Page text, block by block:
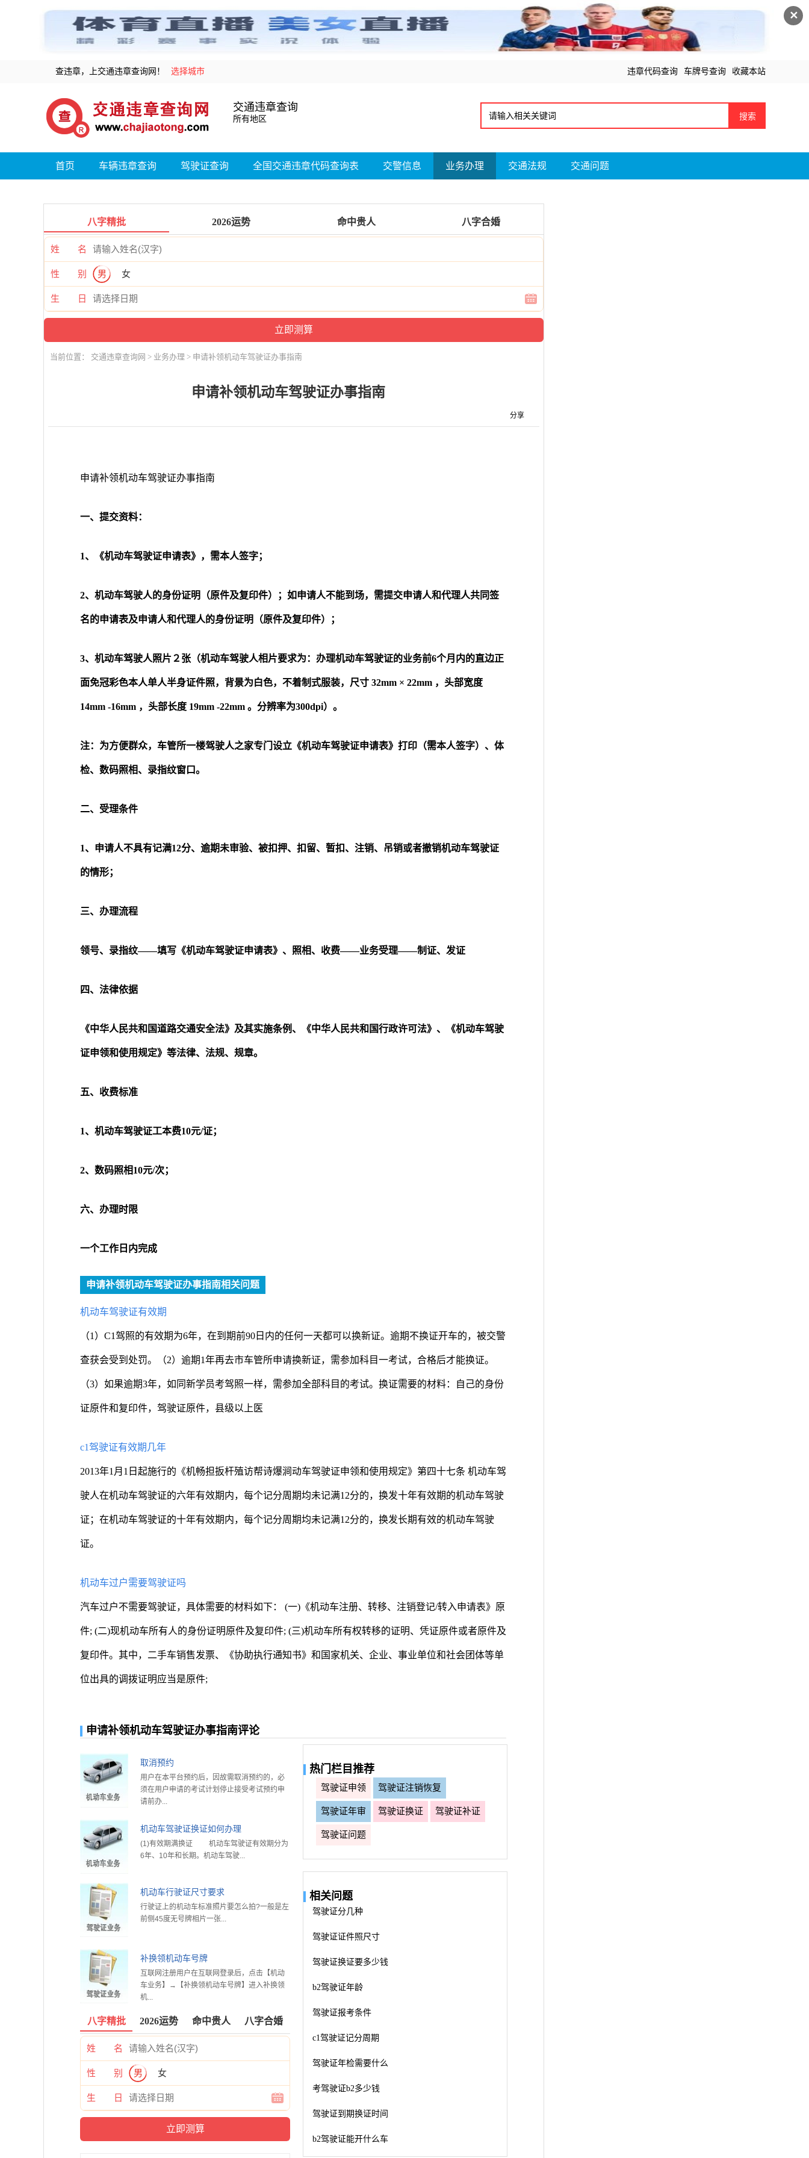
✕
查违章，上交通违章查询网！ 选择城市 违章代码查询 车牌号查询 收藏本站
交通违章查询
所有地区 搜索
首页 车辆违章查询 驾驶证查询 全国交通违章代码查询表 交警信息 业务办理 交通法规 交通问题
八字精批 2026运势 命中贵人 八字合婚
姓 名
性 别 男 女
生 日
当前位置： 交通违章查询网 > 业务办理 > 申请补领机动车驾驶证办事指南
申请补领机动车驾驶证办事指南
分享
申请补领机动车驾驶证办事指南
一、提交资料：
1、《机动车驾驶证申请表》，需本人签字；
2、机动车驾驶人的身份证明（原件及复印件）；如申请人不能到场，需提交申请人和代理人共同签
名的申请表及申请人和代理人的身份证明（原件及复印件）；
3、机动车驾驶人照片２张（机动车驾驶人相片要求为：办理机动车驾驶证的业务前6个月内的直边正
面免冠彩色本人单人半身证件照，背景为白色，不着制式服装，尺寸 32mm × 22mm ，头部宽度
14mm -16mm ，头部长度 19mm -22mm 。分辨率为300dpi）。
注：为方便群众，车管所一楼驾驶人之家专门设立《机动车驾驶证申请表》打印（需本人签字）、体
检、数码照相、录指纹窗口。
二、受理条件
1、申请人不具有记满12分、逾期未审验、被扣押、扣留、暂扣、注销、吊销或者撤销机动车驾驶证
的情形；
三、办理流程
领号、录指纹――填写《机动车驾驶证申请表》、照相、收费――业务受理――制证、发证
四、法律依据
《中华人民共和国道路交通安全法》及其实施条例、《中华人民共和国行政许可法》、《机动车驾驶
证申领和使用规定》等法律、法规、规章。
五、收费标准
1、机动车驾驶证工本费10元/证；
2、数码照相10元/次；
六、办理时限
一个工作日内完成
申请补领机动车驾驶证办事指南相关问题
机动车驾驶证有效期
（1）C1驾照的有效期为6年，在到期前90日内的任何一天都可以换新证。逾期不换证开车的，被交警
查获会受到处罚。（2）逾期1年再去市车管所申请换新证，需参加科目一考试，合格后才能换证。
（3）如果逾期3年，如同新学员考驾照一样，需参加全部科目的考试。换证需要的材料：自己的身份
证原件和复印件，驾驶证原件，县级以上医
c1驾驶证有效期几年
2013年1月1日起施行的《机畅担扳杆殖访帮诗爆涧动车驾驶证申领和使用规定》第四十七条 机动车驾
驶人在机动车驾驶证的六年有效期内，每个记分周期均未记满12分的，换发十年有效期的机动车驾驶
证；在机动车驾驶证的十年有效期内，每个记分周期均未记满12分的，换发长期有效的机动车驾驶
证。
机动车过户需要驾驶证吗
汽车过户不需要驾驶证，具体需要的材料如下： (一)《机动车注册、转移、注销登记/转入申请表》原
件; (二)现机动车所有人的身份证明原件及复印件; (三)机动车所有权转移的证明、凭证原件或者原件及
复印件。其中，二手车销售发票、《协助执行通知书》和国家机关、企业、事业单位和社会团体等单
位出具的调拨证明应当是原件;
申请补领机动车驾驶证办事指南评论
取消预约
用户在本平台预约后，因故需取消预约的，必
须在用户申请的考试计划停止接受考试预约申
请前办...
机动车驾驶证换证如何办理
(1)有效期满换证 机动车驾驶证有效期分为
6年、10年和长期。机动车驾驶...
机动车行驶证尺寸要求
行驶证上的机动车标准照片要怎么拍?一般是左
前侧45度无号牌相片一张...
补换领机动车号牌
互联网注册用户在互联网登录后，点击【机动
车业务】→【补换领机动车号牌】进入补换领
机...
八字精批 2026运势 命中贵人 八字合婚
姓 名
性 别 男 女
生 日
热门栏目推荐
驾驶证申领 驾驶证注销恢复
驾驶证年审 驾驶证换证 驾驶证补证
驾驶证问题
相关问题
驾驶证分几种
驾驶证证件照尺寸
驾驶证换证要多少钱
b2驾驶证年龄
驾驶证报考条件
c1驾驶证记分周期
驾驶证年检需要什么
考驾驶证b2多少钱
驾驶证到期换证时间
b2驾驶证能开什么车